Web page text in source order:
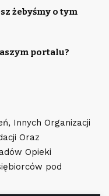
żebyśmy o tym
portalu?
Innych Organizacji
Oraz
Opieki
pod